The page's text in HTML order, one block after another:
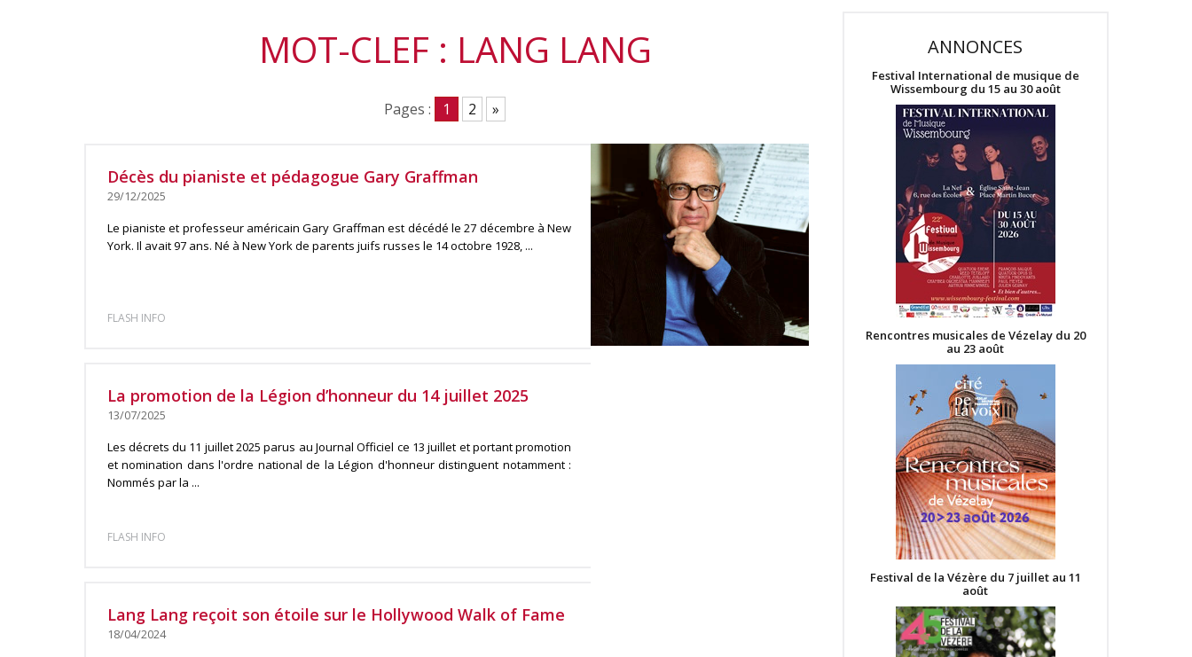
MOT-CLEF : LANG LANG
Pages : 1 2 »
Décès du pianiste et pédagogue Gary Graffman
29/12/2025
Le pianiste et professeur américain Gary Graffman est décédé le 27 décembre à New
York. Il avait 97 ans. Né à New York de parents juifs russes le 14 octobre 1928, ...
FLASH INFO
La promotion de la Légion d’honneur du 14 juillet 2025
13/07/2025
Les décrets du 11 juillet 2025 parus au Journal Officiel ce 13 juillet et portant promotion
et nomination dans l'ordre national de la Légion d'honneur distinguent notamment :
Nommés par la ...
FLASH INFO
Lang Lang reçoit son étoile sur le Hollywood Walk of Fame
18/04/2024
ANNONCES
Festival International de musique de
Wissembourg du 15 au 30 août
Rencontres musicales de Vézelay du 20
au 23 août
Festival de la Vézère du 7 juillet au 11
août